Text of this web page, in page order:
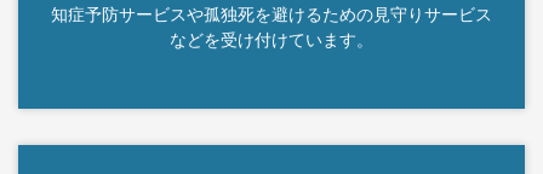
知症予防サービスや孤独死を避けるための見守りサービス
などを受け付けています。